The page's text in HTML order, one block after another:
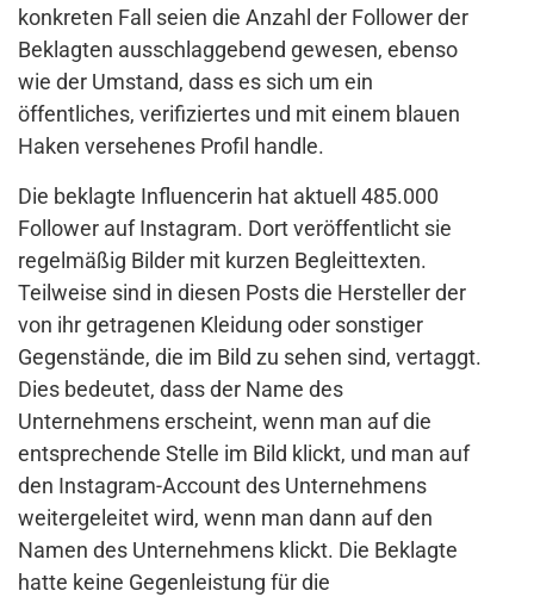
konkreten Fall seien die Anzahl der Follower der
Beklagten ausschlaggebend gewesen, ebenso
wie der Umstand, dass es sich um ein
öffentliches, verifiziertes und mit einem blauen
Haken versehenes Profil handle.
Die beklagte Influencerin hat aktuell 485.000
Follower auf Instagram. Dort veröffentlicht sie
regelmäßig Bilder mit kurzen Begleittexten.
Teilweise sind in diesen Posts die Hersteller der
von ihr getragenen Kleidung oder sonstiger
Gegenstände, die im Bild zu sehen sind, vertaggt.
Dies bedeutet, dass der Name des
Unternehmens erscheint, wenn man auf die
entsprechende Stelle im Bild klickt, und man auf
den Instagram-Account des Unternehmens
weitergeleitet wird, wenn man dann auf den
Namen des Unternehmens klickt. Die Beklagte
hatte keine Gegenleistung für die